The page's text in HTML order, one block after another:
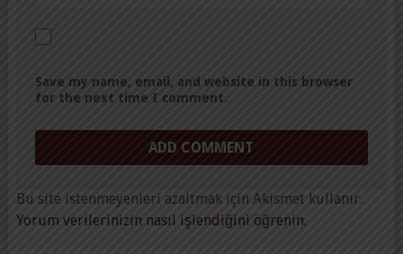
Save my name, email, and website in this browser
for the next time I comment.
Bu site istenmeyenleri azaltmak için Akismet kullanır.
Yorum verilerinizin nasıl işlendiğini öğrenin.